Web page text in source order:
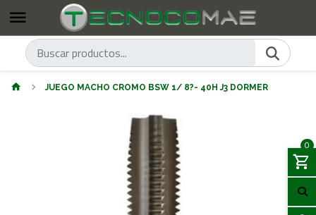
0
JUEGO MACHO CROMO BSW 1/ 8?- 40H J3 DORMER